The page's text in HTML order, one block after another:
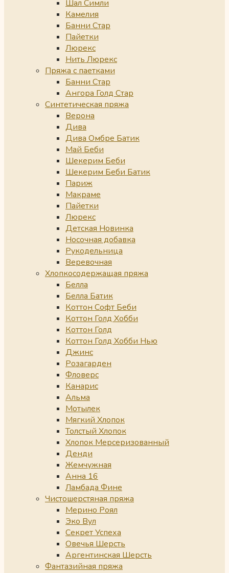
Шал Симли
Камелия
Банни Стар
Пайетки
Люрекс
Нить Люрекс
Пряжа с паетками
Банни Стар
Ангора Голд Стар
Синтетическая пряжа
Верона
Дива
Дива Омбре Батик
Май Беби
Шекерим Беби
Шекерим Беби Батик
Париж
Макраме
Пайетки
Люрекс
Детская Новинка
Носочная добавка
Рукодельница
Веревочная
Хлопкосодержащая пряжа
Белла
Белла Батик
Коттон Софт Беби
Коттон Голд Хобби
Коттон Голд
Коттон Голд Хобби Нью
Джинс
Розагарден
Фловерс
Канарис
Альма
Мотылек
Мягкий Хлопок
Толстый Хлопок
Хлопок Мерсеризованный
Денди
Жемчужная
Анна 16
Ламбада Фине
Чистошерстяная пряжа
Мерино Роял
Эко Вул
Секрет Успеха
Овечья Шерсть
Аргентинская Шерсть
Фантазийная пряжа